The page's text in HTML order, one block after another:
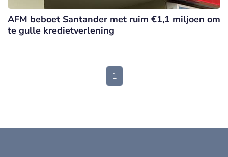
AFM beboet Santander met ruim €1,1 miljoen om
te gulle kredietverlening
1